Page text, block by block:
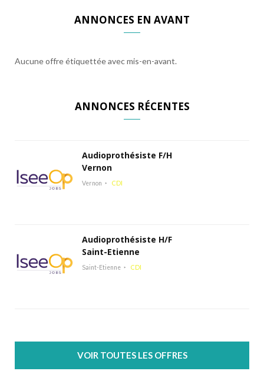
ANNONCES EN AVANT
Aucune offre étiquettée avec mis-en-avant.
ANNONCES RÉCENTES
Audioprothésiste F/H
Vernon
Vernon CDI
Audioprothésiste H/F
Saint-Etienne
Saint-Etienne CDI
VOIR TOUTES LES OFFRES